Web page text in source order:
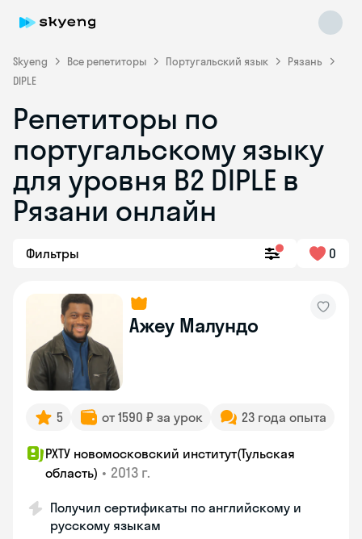
Skyeng Все репетиторы Португальский язык
Рязань
DIPLE
Репетиторы по
португальскому языку
для уровня B2 DIPLE в
Рязани онлайн
Фильтры 0
Ажеу Малундо
5 от 1590 ₽ за урок 23 года опыта
РХТУ новомосковский институт(Тульская
область) • 2013 г.
Получил сертификаты по английскому и
русскому языкам
Skyeng Chat
online